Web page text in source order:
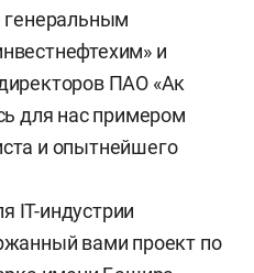
генеральным
и
ПАО «Ак
для нас примером
и опытнейшего
IT-индустрии
вами проект по